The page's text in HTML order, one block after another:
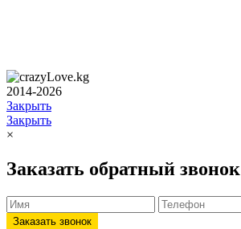
2014-2026
Закрыть
Закрыть
×
Заказать обратный звонок